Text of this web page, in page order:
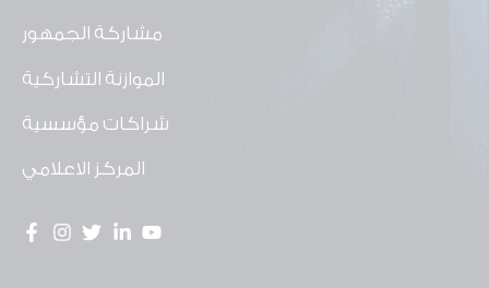
مشاركة الجمهور
الموازنة التشاركية
شراكات مؤسسية
المركز الاعلامي